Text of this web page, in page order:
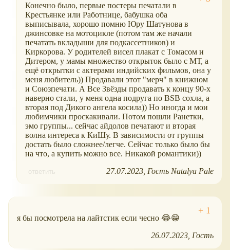
Конечно было, первые постеры печатали в
Крестьянке или Работнице, бабушка оба
выписывала, хорошо помню Юру Шатунова в
джинсовке на мотоцикле (потом там же начали
печатать вкладыши для подкассетников) и
Киркорова. У родителей висел плакат с Томасом и
Дитером, у мамы множество открыток было с МТ, а
ещё открытки с актерами индийских фильмов, она у
меня любитель)) Продавали этот "мерч" в книжном
и Союзпечати. А Все Звёзды продавать к концу 90-х
наверно стали, у меня одна подруга по BSB сохла, а
вторая под Дикого ангела косила)) Но иногда и мои
любимчики проскакивали. Потом пошли Ранетки,
эмо группы... сейчас айдолов печатают и вторая
волна интереса к КиШу. В зависимости от группы
достать было сложнее/легче. Сейчас только было бы
на что, а купить можно все. Никакой романтики))
ответить 27.07.2023 Гость Natalya Pale
я бы посмотрела на лайтстик если чесно 😂😁
26.07.2023 Гость